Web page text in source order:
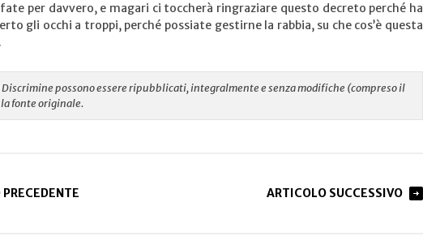
per davvero, e magari ci toccherà ringraziare questo decreto perché ha
gli occhi a troppi, perché possiate gestirne la rabbia, su che cos’è questa
possono essere ripubblicati, integralmente e senza modifiche (compreso il
fonte originale.
ARTICOLO SUCCESSIVO